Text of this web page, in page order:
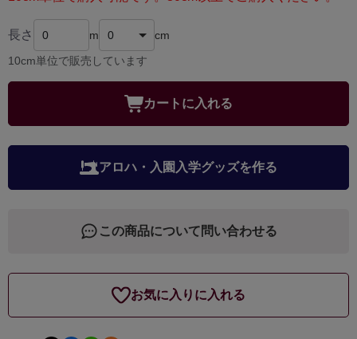
長さ m cm
10cm単位で販売しています
カートに入れる
アロハ・入園入学グッズを作る
この商品について問い合わせる
お気に入りに入れる